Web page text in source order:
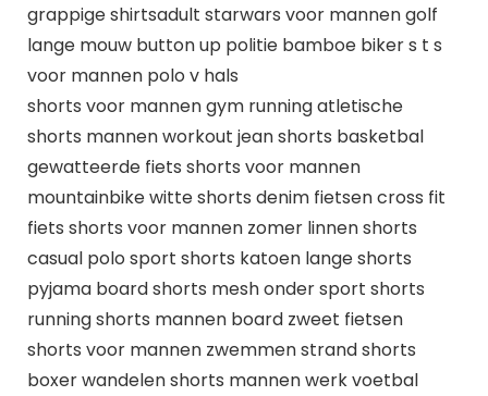
grappige shirtsadult starwars voor mannen golf
lange mouw button up politie bamboe biker s t s
voor mannen polo v hals
shorts voor mannen gym running atletische
shorts mannen workout jean shorts basketbal
gewatteerde fiets shorts voor mannen
mountainbike witte shorts denim fietsen cross fit
fiets shorts voor mannen zomer linnen shorts
casual polo sport shorts katoen lange shorts
pyjama board shorts mesh onder sport shorts
running shorts mannen board zweet fietsen
shorts voor mannen zwemmen strand shorts
boxer wandelen shorts mannen werk voetbal